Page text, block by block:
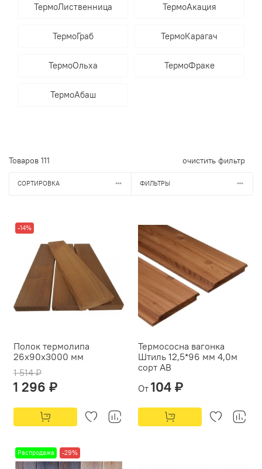
ТермоЛиственница ТермоАкация
ТермоГраб ТермоКарагач
ТермоОльха ТермоФраке
ТермоАбаш
Товаров 111 очистить фильтр
СОРТИРОВКА ФИЛЬТРЫ
-14%
Полок термолипа
26х90х3000 мм
1 514 ₽
1 296 ₽
Термососна вагонка
Штиль 12,5*96 мм 4,0м
сорт АВ
От 104 ₽
Распродажа -29%